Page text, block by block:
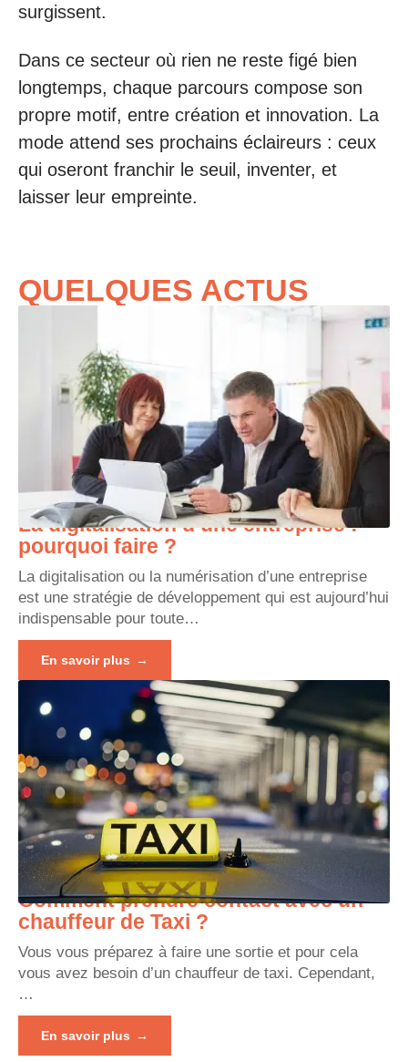
surgissent.
Dans ce secteur où rien ne reste figé bien
longtemps, chaque parcours compose son
propre motif, entre création et innovation. La
mode attend ses prochains éclaireurs : ceux
qui oseront franchir le seuil, inventer, et
laisser leur empreinte.
QUELQUES ACTUS
La digitalisation d’une entreprise :
pourquoi faire ?
La digitalisation ou la numérisation d’une entreprise
est une stratégie de développement qui est aujourd’hui
indispensable pour toute…
En savoir plus
Comment prendre contact avec un
chauffeur de Taxi ?
Vous vous préparez à faire une sortie et pour cela
vous avez besoin d’un chauffeur de taxi. Cependant,
…
En savoir plus